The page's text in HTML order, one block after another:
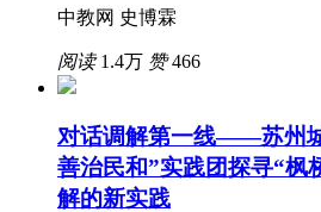
中教网 史博霖
阅读1.4万 赞466
对话调解第一线——苏州
善治民和”实践团探寻“枫
解的新实践